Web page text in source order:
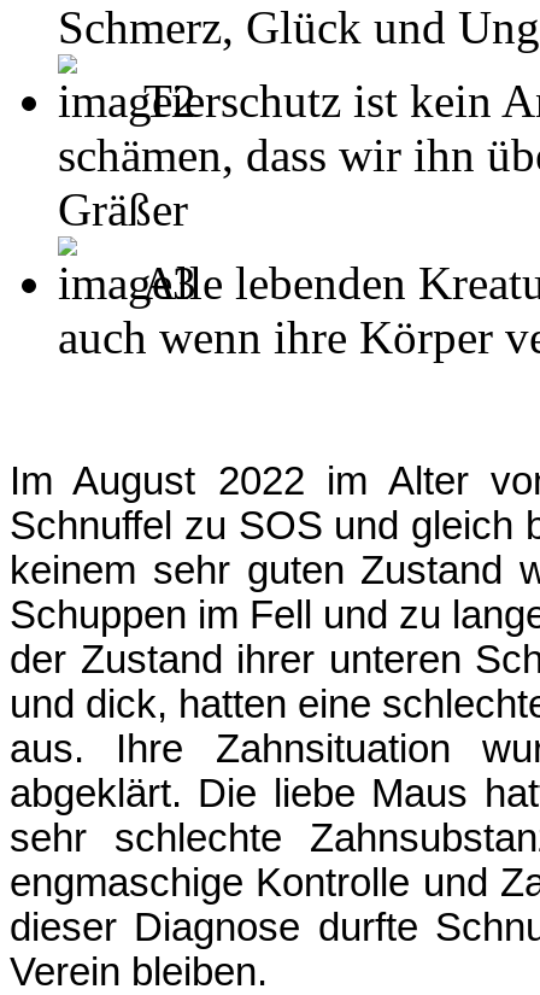
Schmerz, Glück und
Tierschutz ist kein
schämen, dass wir ihn
Gräßer
Alle lebenden
auch wenn ihre Körper
Im August 2022 im Alter
Schnuffel zu SOS und gleich
keinem sehr guten Zustand
Schuppen im Fell und zu
der Zustand ihrer unteren
und dick, hatten eine
aus. Ihre Zahnsituation
abgeklärt. Die liebe Maus
sehr schlechte
engmaschige Kontrolle und
dieser Diagnose durfte
Verein bleiben.